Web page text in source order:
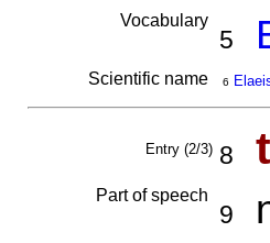
Vocabulary
5
Scientific name 6
Entry (2/3) 8
Part of speech
9